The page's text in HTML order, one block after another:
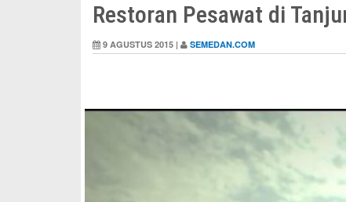
Restoran Pesawat di
9 AGUSTUS 2015 | SEMEDAN.COM